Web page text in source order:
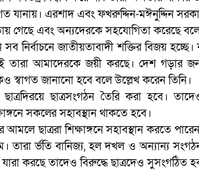
যানায়। এরশাদ এবং ফখরুদ্দিন-মঈনুদ্দিন
গেছে এবং অন্যদেরকে সহযোগিতা করেছে
সব নির্বাচনে জাতীয়তাবাদী শক্তির বিজয়
তারা আমাদেরকে জয়ী করছে। দেশ গড়ার
স্বাগত জানানো হবে বলে উল্লেখ করেন তিনি।
ছাত্রসংগঠন তৈরি করা হবে।
সকলের সহাবস্থান থাকতে হবে।
আমলে ছাত্ররা শিক্ষাঙ্গনে সহাবস্থান করতে
তারা র্ভতি বানিজ্য, হল দখল ও অন্যান্য
যারা করছে তাদেও বিরুদ্ধে ছাত্রদেও সুসংগঠিত